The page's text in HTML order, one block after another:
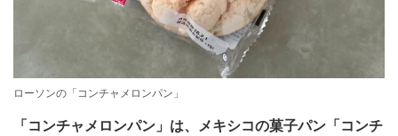
ローソンの「コンチャメロンパン」
「コンチャメロンパン」は、メキシコの菓子パン「コンチ